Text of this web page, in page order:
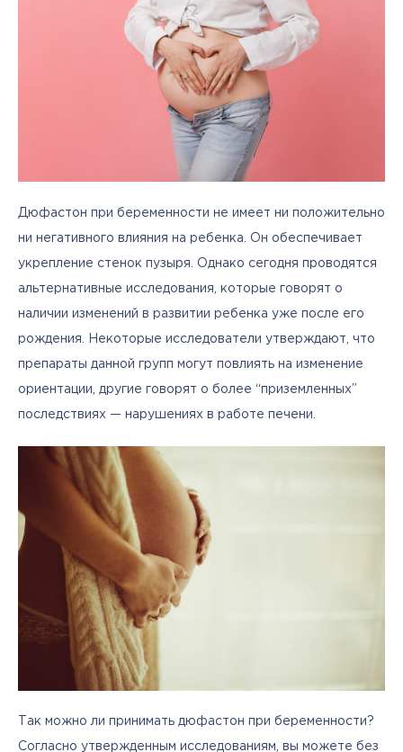
Дюфастон при беременности не имеет ни положительно
ни негативного влияния на ребенка. Он обеспечивает
укрепление стенок пузыря. Однако сегодня проводятся
альтернативные исследования, которые говорят о
наличии изменений в развитии ребенка уже после его
рождения. Некоторые исследователи утверждают, что
препараты данной групп могут повлиять на изменение
ориентации, другие говорят о более “приземленных”
последствиях — нарушениях в работе печени.
Так можно ли принимать дюфастон при беременности?
Согласно утвержденным исследованиям, вы можете без